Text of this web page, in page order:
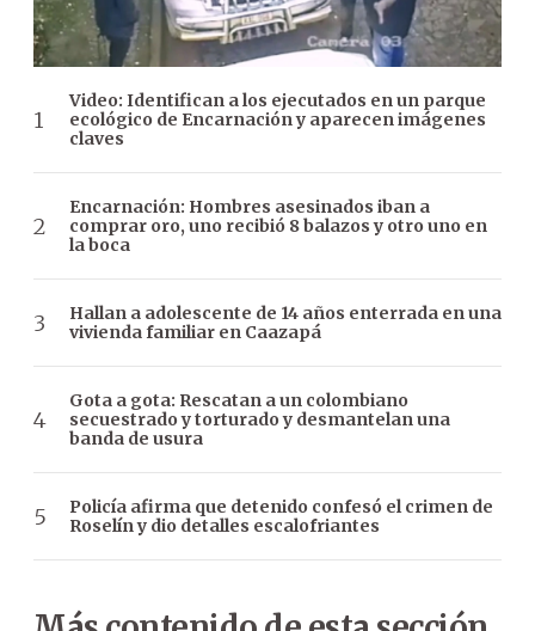
Video: Identifican a los ejecutados en un parque
ecológico de Encarnación y aparecen imágenes
claves
Encarnación: Hombres asesinados iban a
comprar oro, uno recibió 8 balazos y otro uno en
la boca
Hallan a adolescente de 14 años enterrada en una
vivienda familiar en Caazapá
Gota a gota: Rescatan a un colombiano
secuestrado y torturado y desmantelan una
banda de usura
Policía afirma que detenido confesó el crimen de
Roselín y dio detalles escalofriantes